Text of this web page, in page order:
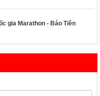
gia Marathon - Báo Tiền